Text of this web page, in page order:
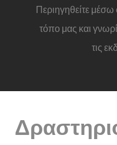
Περιηγηθείτε
τόπο μας και
τις